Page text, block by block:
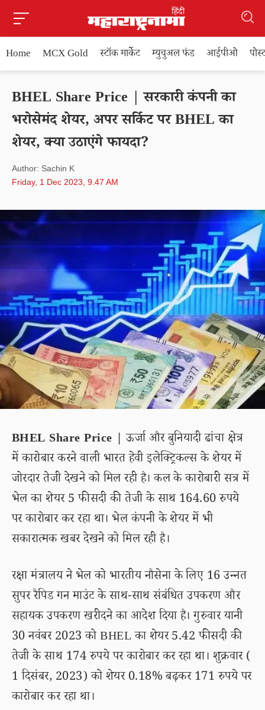
Home MCX Gold स्टॉक मार्केट म्युचुअल फंड आईपीओ
BHEL Share Price | सरकारी कंपनी का
भरोसेमंद शेयर, अपर सर्किट पर BHEL का
शेयर, क्या उठाएंगे फायदा?
Author: Sachin K
Friday, 1 Dec 2023, 9.47 AM
BHEL Share Price | ऊर्जा और बुनियादी ढांचा क्षेत्र
में कारोबार करने वाली भारत हेवी इलेक्ट्रिकल्स के शेयर में
जोरदार तेजी देखने को मिल रही है। कल के कारोबारी सत्र में
भेल का शेयर 5 फीसदी की तेजी के साथ 164.60 रुपये
पर कारोबार कर रहा था। भेल कंपनी के शेयर में भी
सकारात्मक खबर देखने को मिल रही है।
रक्षा मंत्रालय ने भेल को भारतीय नौसेना के लिए 16 उन्नत
सुपर रैपिड गन माउंट के साथ-साथ संबंधित उपकरण और
सहायक उपकरण खरीदने का आदेश दिया है। गुरुवार यानी
30 नवंबर 2023 को BHEL का शेयर 5.42 फीसदी की
तेजी के साथ 174 रुपये पर कारोबार कर रहा था। शुक्रवार (
1 दिसंबर, 2023) को शेयर 0.18% बढ़कर 171 रुपये पर
कारोबार कर रहा था।